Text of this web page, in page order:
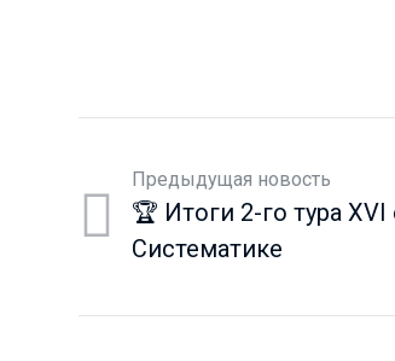
Предыдущая новость
🏆 Итоги 2-го тура
Систематике